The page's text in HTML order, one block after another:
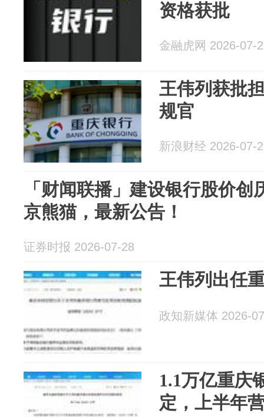
资格获批
金融虎网 2026-07-
王伟列获批
规官
新浪财经 2026-07-
「财闻联播」建设银行股价
京熊猫，最新公告！
证券时报 2026-07-28
王伟列出任
政知新媒体 2026-
1.1万亿重庆
定，上半年